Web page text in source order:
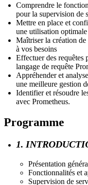
Comprendre le
pour la supervision de
Mettre en place et
une utilisation optimale
Maîtriser la création de
à vos besoins
Effectuer des requêtes
langage de requête
Appréhender et
une meilleure gestion
Identifier et résoudre
avec Prometheus.
Programme
1.
Présentation
Fonctionnalités et
Supervision de